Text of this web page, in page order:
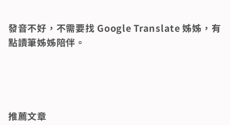
發音不好，不需要找 Google Translate 姊姊，有
點讀筆姊姊陪伴。
推薦文章